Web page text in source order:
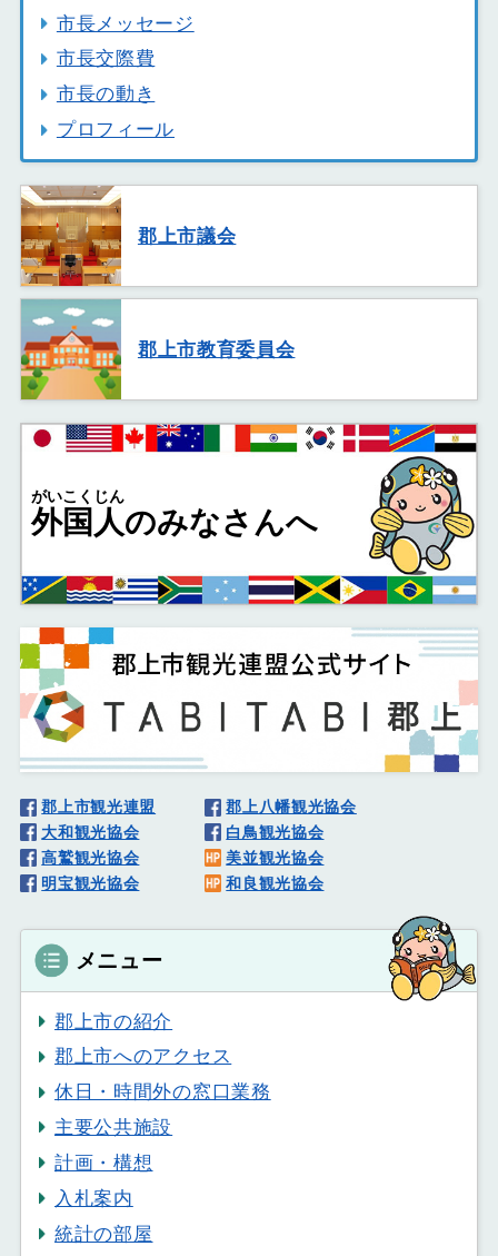
市長メッセージ
市長交際費
市長の動き
プロフィール
郡上市議会
郡上市教育委員会
外国人
がいこくじん
のみなさんへ
郡上市観光連盟
郡上八幡観光協会
大和観光協会
白鳥観光協会
高鷲観光協会
美並観光協会
明宝観光協会
和良観光協会
メニュー
郡上市の紹介
郡上市へのアクセス
休日・時間外の窓口業務
主要公共施設
計画・構想
入札案内
統計の部屋